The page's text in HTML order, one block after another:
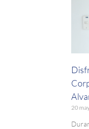
20